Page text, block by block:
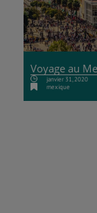
Voyage au
janvier 31, 2020
mexique